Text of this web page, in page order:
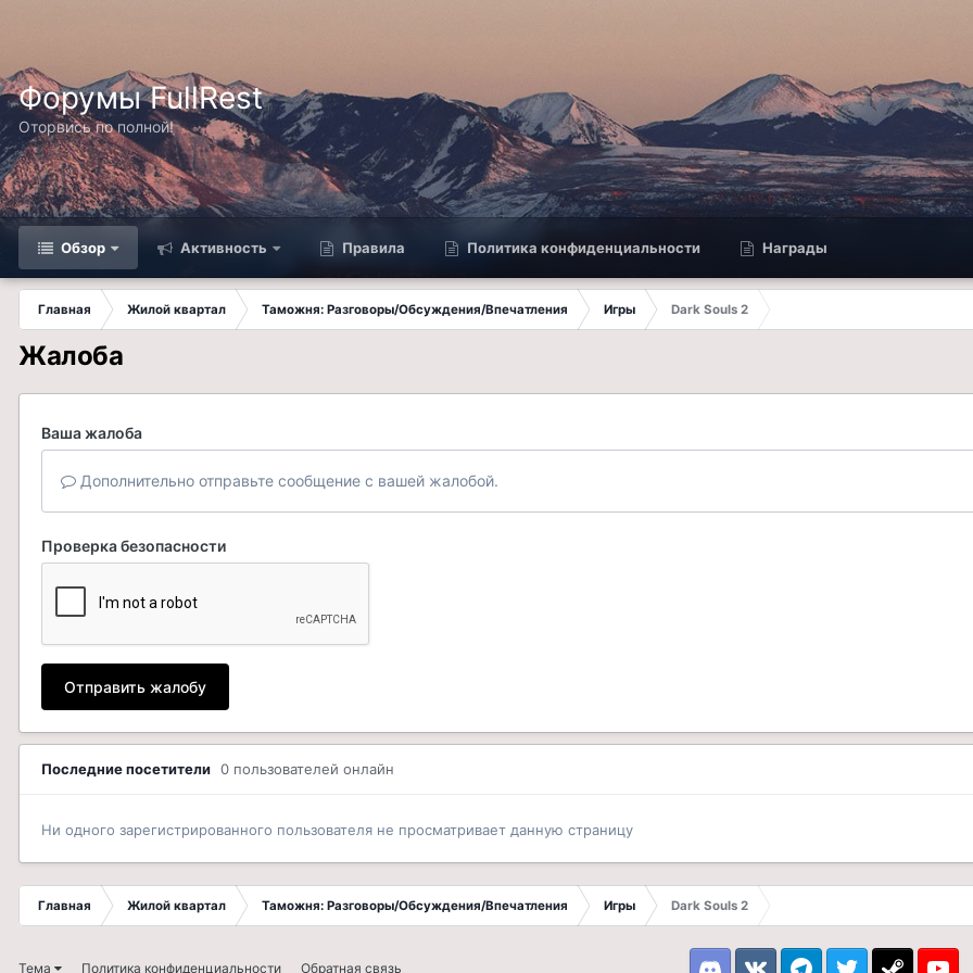
Форумы FullRest
Оторвись по полной!
Обзор Активность Правила Политика конфиденциальности Награды
Главная Жилой квартал Таможня: Разговоры/Обсуждения/Впечатления Игры
Dark Souls 2
Жалоба
Ваша жалоба
Дополнительно отправьте сообщение с вашей жалобой.
Проверка безопасности
Отправить жалобу
Последние посетители 0 пользователей онлайн
Ни одного зарегистрированного пользователя не просматривает данную страницу
Главная Жилой квартал Таможня: Разговоры/Обсуждения/Впечатления Игры Dark Souls 2
Тема Политика конфиденциальности Обратная связь